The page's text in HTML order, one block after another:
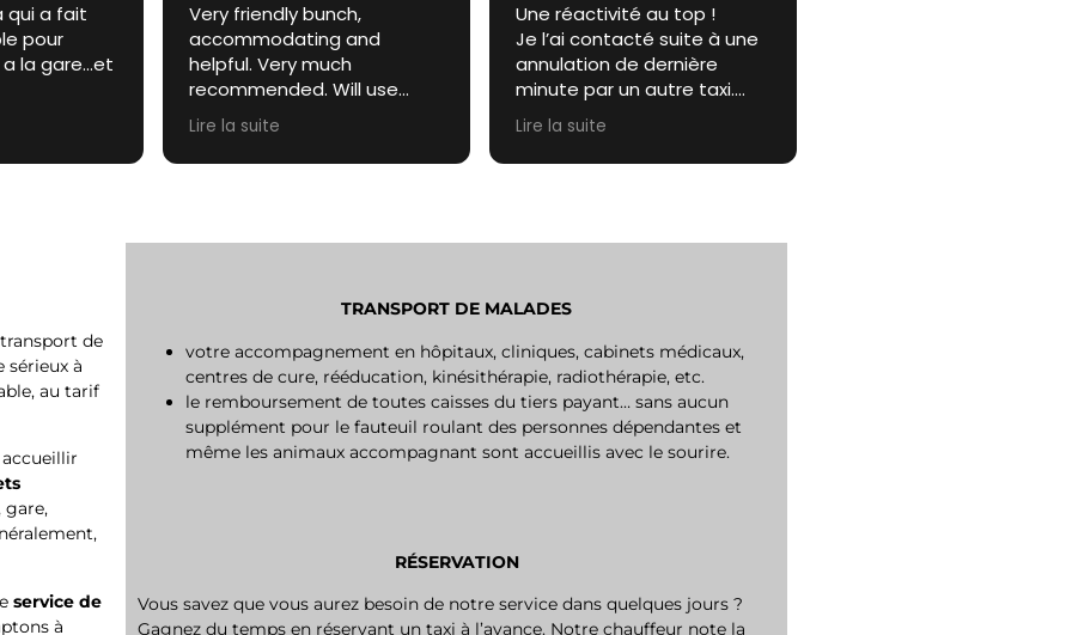
qui a fait
pour
la gare...et
Very friendly bunch,
accommodating and
helpful. Very much
recommended. Will use
again.
Lire la suite
Une réactivité au top !
Je l’ai contacté suite à une
annulation de dernière
minute par un autre taxi.
Vraiment extrêmement
réactif et plus que
sympathique.
appel à votre service pour la
Lire la suite
de
sérieux à
au tarif
gare,
service de
à
TRANSPORT DE MALADES
votre accompagnement en hôpitaux, cliniques, cabinets médicaux,
centres de cure, rééducation, kinésithérapie, radiothérapie, etc.
le remboursement de toutes caisses du tiers payant… sans aucun
supplément pour le fauteuil roulant des personnes dépendantes et
même les animaux accompagnant sont accueillis avec le sourire.
RÉSERVATION
Vous savez que vous aurez besoin de notre service dans quelques jours ?
Gagnez du temps en réservant un taxi à l’avance. Notre chauffeur note la